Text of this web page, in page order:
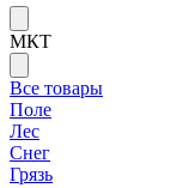
МКТ
Все товары
Поле
Лес
Снег
Грязь